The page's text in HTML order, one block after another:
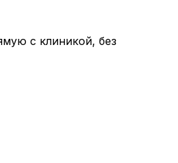
с клиникой, без